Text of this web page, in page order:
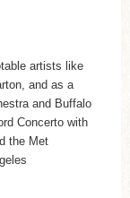
artists like
and as a
and Buffalo
Concerto with
the Met